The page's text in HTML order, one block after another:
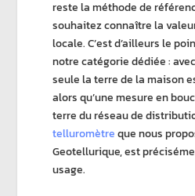
reste la méthode de
souhaitez connaître la
locale. C’est d’ailleurs le
notre catégorie dédiée :
seulela terre dela maison
alors qu’unemesure en
terre du réseau de
telluromètreque nous
Geotellurique, est
usage.